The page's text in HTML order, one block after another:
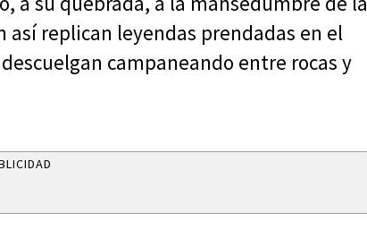
replican leyendas prendadas en el
campaneando entre rocas y